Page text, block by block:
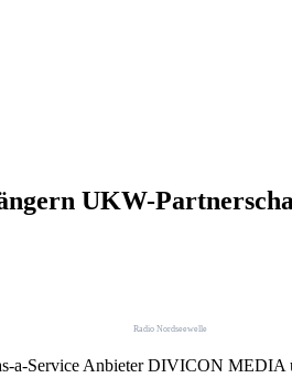
UKW-
Radio Nordseewelle
a-Service Anbieter DIVICON